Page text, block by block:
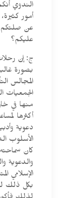
الندوي
أمور
عن صلتكم
عليكم؟
ج: إن
بصورة
المجالس
الجمعيات
منها في
أكثرها
دعوية
الأسلوب
كان
والدعوية
الإسلامي
بكل ذلك